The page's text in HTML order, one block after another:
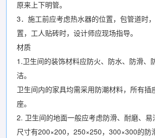
原来上下明管。
3．施工前应考虑热水器的位置，包管道时
置，工人贴砖时，设计师应现场指导。
材质
1.卫生间的装饰材料应防火、防水、防滑、
洁。
卫生间内的家具均需采用防潮材料，所有插
座。
2. 卫生间的地面一般应考虑防滑、耐磨、易
尺寸有200×200，250×250，300×300的防